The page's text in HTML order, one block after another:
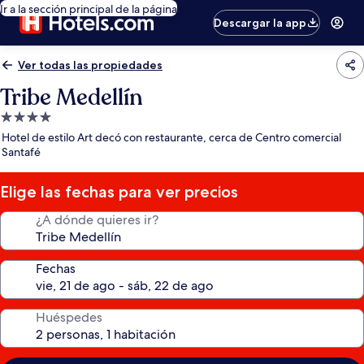
Ir a la sección principal de la página
Descargar la app
Ver todas las propiedades
Tribe Medellín
Propiedad
de
4.0
estrellas
Hotel de estilo Art decó con restaurante, cerca de Centro comercial
Santafé
Elige las fechas para ver precios
¿A dónde quieres ir?
Fechas
Huéspedes